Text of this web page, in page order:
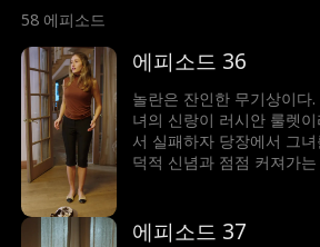
58 에피소드
에피소드 36
놀란은 잔인한 무기상이다
녀의 신랑이 러시안 룰렛
서 실패하자 당장에서 그
덕적 신념과 점점 커져가
에피소드 37